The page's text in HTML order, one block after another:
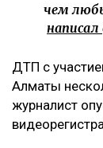
чем
написал
ДТП с
Алматы
журналист